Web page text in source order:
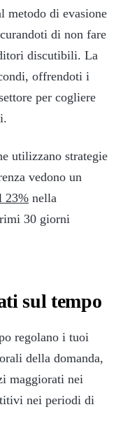
metodo di evasione
di non fare
discutibili. La
offrendoti i
per cogliere
utilizzano strategie
vedono un
23% nella
30 giorni
sul tempo
regolano i tuoi
della domanda,
maggiorati nei
nei periodi di